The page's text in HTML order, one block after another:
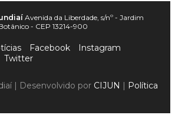
Avenida da Liberdade, s/nº - Jardim
- CEP 13214-900
Facebook
Instagram
Twitter
| Desenvolvido por CIJUN | Política